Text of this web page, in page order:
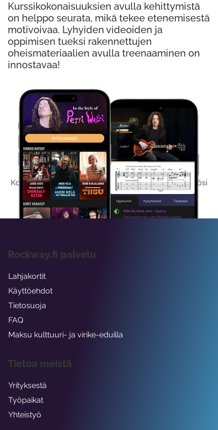
Kokeile Ilmaiseksi
Kokeilemalla ilmaiseksi saat koko sisältömme käyttöösi
viikon ajaksi.
Kurssikokonaisuuksien avulla kehittymistä
on helppo seurata, mikä tekee etenemisestä
motivoivaa. Lyhyiden videoiden ja
oppimisen tueksi rakennettujen
oheismateriaalien avulla treenaaminen on
innostavaa!
Rockway.fi palvelu
Lahjakortit
Käyttöehdot
Tietosuoja
FAQ
Maksu kulttuuri- ja virike-eduilla
Tietoa meistä
Yrityksestä
Työpaikat
Yhteistyö